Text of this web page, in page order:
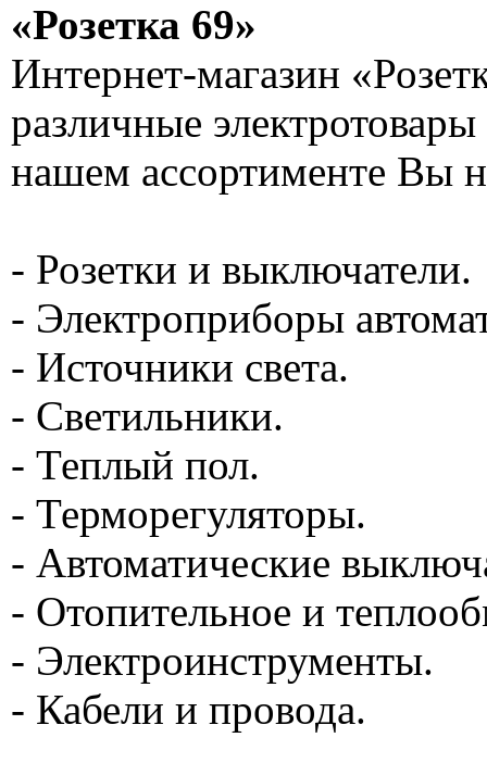
«Розетка 69»
Интернет-магазин
различные
нашем ассортименте Вы
- Розетки и выключатели.
- Электроприборы
- Источники света.
- Светильники.
- Теплый пол.
- Терморегуляторы.
- Автоматические
- Отопительное и
- Электроинструменты.
- Кабели и провода.